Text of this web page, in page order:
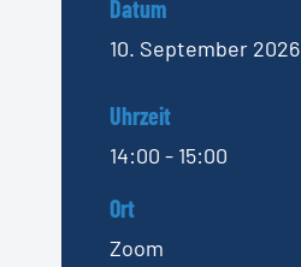
Datum
10. September 2026
Uhrzeit
14:00 - 15:00
Ort
Zoom